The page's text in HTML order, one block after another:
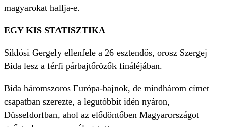
magyarokat hallja-e.
EGY KIS STATISZTIKA
Siklósi Gergely ellenfele a 26 esztendős, orosz Szergej
Bida lesz a férfi párbajtőrözők fináléjában.
Bida háromszoros Európa-bajnok, de mindhárom címet
csapatban szerezte, a legutóbbit idén nyáron,
Düsseldorfban, ahol az elődöntőben Magyarországot